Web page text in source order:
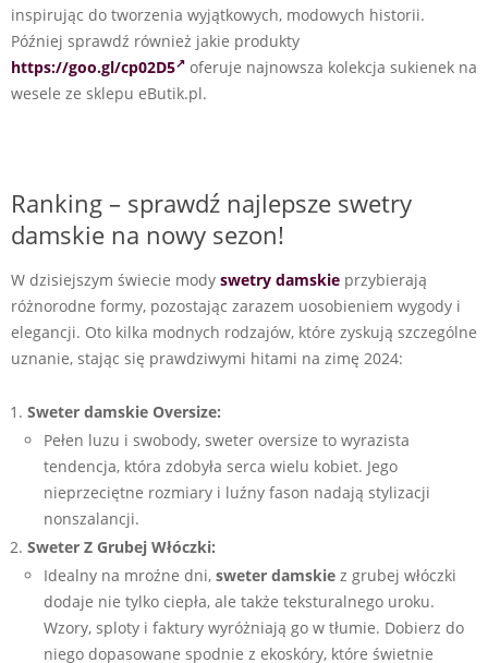
inspirując do tworzenia wyjątkowych, modowych historii.
Później sprawdź również jakie produkty
https://goo.gl/cp02D5
oferuje najnowsza kolekcja sukienek na
wesele ze sklepu eButik.pl.
Ranking – sprawdź najlepsze swetry
damskie na nowy sezon!
W dzisiejszym świecie mody swetry damskie przybierają
różnorodne formy, pozostając zarazem uosobieniem wygody i
elegancji. Oto kilka modnych rodzajów, które zyskują szczególne
uznanie, stając się prawdziwymi hitami na zimę 2024:
Sweter damskie Oversize:
Pełen luzu i swobody, sweter oversize to wyrazista
tendencja, która zdobyła serca wielu kobiet. Jego
nieprzeciętne rozmiary i luźny fason nadają stylizacji
nonszalancji.
Sweter Z Grubej Włóczki:
Idealny na mroźne dni, sweter damskie z grubej włóczki
dodaje nie tylko ciepła, ale także teksturalnego uroku.
Wzory, sploty i faktury wyróżniają go w tłumie. Dobierz do
niego dopasowane spodnie z ekoskóry, które świetnie